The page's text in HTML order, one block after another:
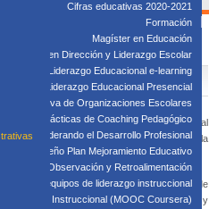
Cifras educativas 2020-2021
Formación
Magíster en Educación
Diplomado en Dirección y Liderazgo Escolar
en Liderazgo Educacional e-learning
en Liderazgo Educacional Presencial
Directiva de Organizaciones Escolares
Taller: Prácticas de Coaching Pedagógico
Taller: Liderando el Desarrollo Profesional
Taller: Diseño Plan Mejoramiento Educativo
Observación y Retroalimentación
para equipos de liderazgo instruccional
Liderazgo Instruccional (MOOC Coursera)
Escolar
como parte del Summit Internacional
de la profesoraWendy Pan , decana de la
iniciativas de desarrollo de capacidades de
para que los desempeños de los directivos y